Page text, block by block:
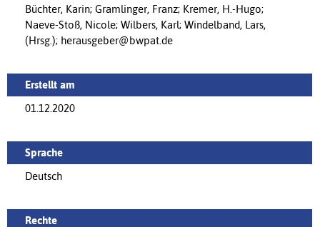
Büchter, Karin; Gramlinger, Franz; Kremer, H.-Hugo;
Naeve-Stoß, Nicole; Wilbers, Karl; Windelband, Lars,
(Hrsg.); herausgeber@bwpat.de
Erstellt am
01.12.2020
Sprache
Deutsch
Rechte